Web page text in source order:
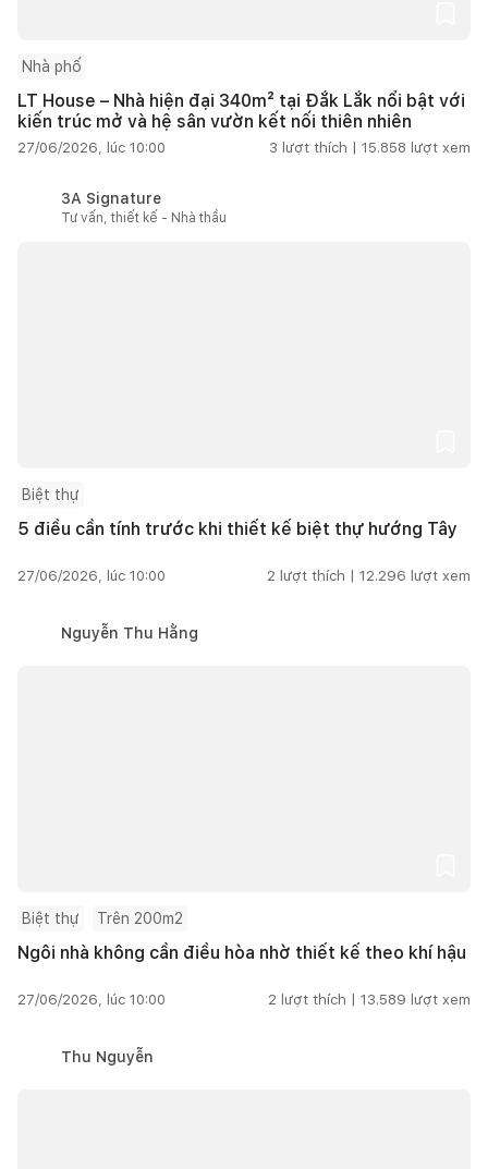
Nhà phố
LT House – Nhà hiện đại 340m² tại Đắk Lắk nổi bật với
kiến trúc mở và hệ sân vườn kết nối thiên nhiên
27/06/2026, lúc 10:00 3 lượt thích | 15.858 lượt xem
3A Signature
Tư vấn, thiết kế - Nhà thầu
Biệt thự
5 điều cần tính trước khi thiết kế biệt thự hướng Tây
27/06/2026, lúc 10:00 2 lượt thích | 12.296 lượt xem
Nguyễn Thu Hằng
Biệt thự Trên 200m2
Ngôi nhà không cần điều hòa nhờ thiết kế theo khí hậu
27/06/2026, lúc 10:00 2 lượt thích | 13.589 lượt xem
Thu Nguyễn